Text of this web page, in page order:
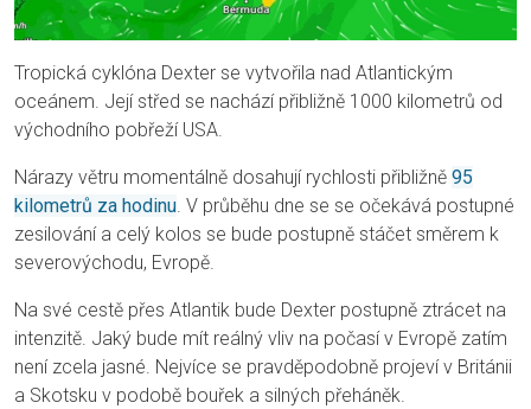
Tropická cyklóna Dexter se vytvořila nad Atlantickým
oceánem. Její střed se nachází přibližně 1000 kilometrů od
východního pobřeží USA.
Nárazy větru momentálně dosahují rychlosti přibližně 95
kilometrů za hodinu. V průběhu dne se se očekává postupné
zesilování a celý kolos se bude postupně stáčet směrem k
severovýchodu, Evropě.
Na své cestě přes Atlantik bude Dexter postupně ztrácet na
intenzitě. Jaký bude mít reálný vliv na počasí v Evropě zatím
není zcela jasné. Nejvíce se pravděpodobně projeví v Británii
a Skotsku v podobě bouřek a silných přeháněk.